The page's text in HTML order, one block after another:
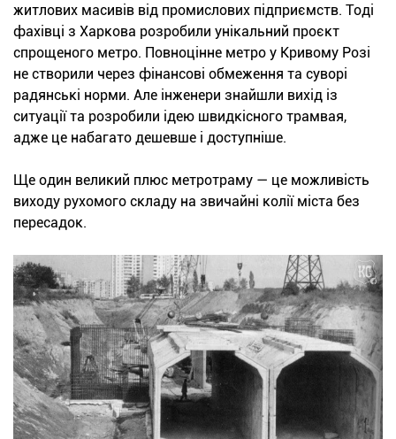
житлових масивів від промислових підприємств. Тоді
фахівці з Харкова розробили унікальний проєкт
спрощеного метро. Повноцінне метро у Кривому Розі
не створили через фінансові обмеження та суворі
радянські норми. Але інженери знайшли вихід із
ситуації та розробили ідею швидкісного трамвая,
адже це набагато дешевше і доступніше.
Ще один великий плюс метротраму — це можливість
виходу рухомого складу на звичайні колії міста без
пересадок.